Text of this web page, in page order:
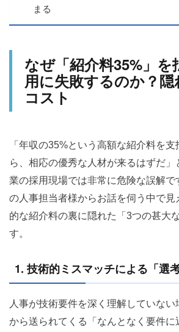
まる
なぜ「紹介料35%」を
用に失敗するのか？
コスト
「年収の35%という高額な紹介料を
ら、相応の優秀な人材が来るはずだ
業の採用現場では非常に危険な誤解で
の人事担当者様からお話を伺う中で見
的な紹介料の裏に隠れた「3つの甚大
す。
1. 技術的ミスマッチによる「選
人事が技術要件を深く理解していない
から送られてくる「なんとなく要件に